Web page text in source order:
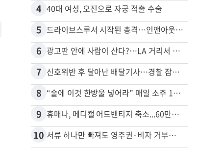
4 40대 여성, 오진으로 자궁 적출 수술
5 드라이브스루서 시작된 총격…인앤아웃 참사 영상 공개
6 광고판 안에 사람이 산다?…LA 거리서 화제
7 신호위반 후 달아난 배달기사…경찰 잠복해 잡고보니 ‘반전’
8 “술에 이것 한방울 넣어라” 매일 소주 1병 까는 91세의 철칙
9 휴매나, 메디캘 어드밴티지 축소...60만명 플랜 상실 위기
10 서류 하나만 빠져도 영주권·비자 거부…심사관 재량권 대폭 확대